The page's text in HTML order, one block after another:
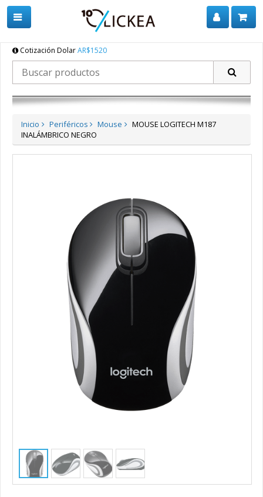
Cotización DolarAR$1520
Inicio Periféricos Mouse
MOUSE LOGITECH M187
INALÁMBRICO NEGRO